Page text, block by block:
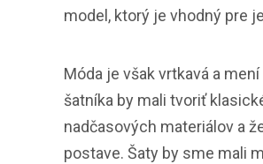
model, ktorý je vhodný pre
Móda je však vrtkavá a
šatníka by mali tvoriť
nadčasových materiálov a
postave. Šaty by sme mali